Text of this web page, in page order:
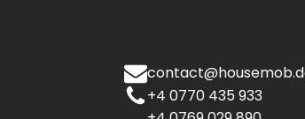
+4 0770 435 933